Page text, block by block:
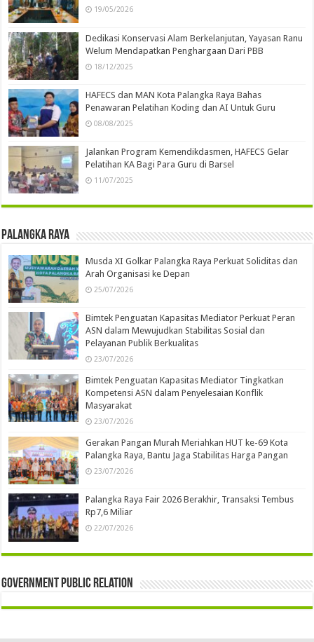
19/05/2026
Dedikasi Konservasi Alam Berkelanjutan, Yayasan Ranu
Welum Mendapatkan Penghargaan Dari PBB
18/12/2025
HAFECS dan MAN Kota Palangka Raya Bahas
Penawaran Pelatihan Koding dan AI Untuk Guru
08/08/2025
Jalankan Program Kemendikdasmen, HAFECS Gelar
Pelatihan KA Bagi Para Guru di Barsel
11/07/2025
Palangka Raya
Musda XI Golkar Palangka Raya Perkuat Soliditas dan
Arah Organisasi ke Depan
25/07/2026
Bimtek Penguatan Kapasitas Mediator Perkuat Peran
ASN dalam Mewujudkan Stabilitas Sosial dan
Pelayanan Publik Berkualitas
23/07/2026
Bimtek Penguatan Kapasitas Mediator Tingkatkan
Kompetensi ASN dalam Penyelesaian Konflik
Masyarakat
23/07/2026
Gerakan Pangan Murah Meriahkan HUT ke-69 Kota
Palangka Raya, Bantu Jaga Stabilitas Harga Pangan
23/07/2026
Palangka Raya Fair 2026 Berakhir, Transaksi Tembus
Rp7,6 Miliar
22/07/2026
Government Public Relation